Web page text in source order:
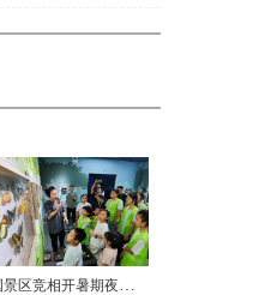
中国景区竞相开暑期夜场 拉动“八小时外”消费